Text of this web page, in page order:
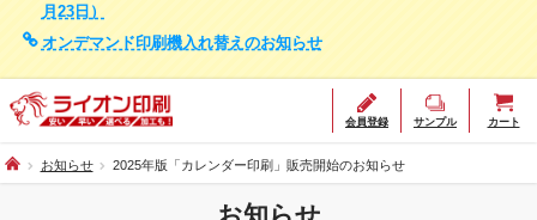
月23日）
オンデマンド印刷機入れ替えのお知らせ
会員登録 サンプル カート
お知らせ 2025年版「カレンダー印刷」販売開始のお知らせ